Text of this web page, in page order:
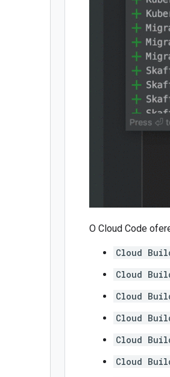
O Cloud Code
Cloud
Cloud
Cloud
Cloud
Cloud
Cloud